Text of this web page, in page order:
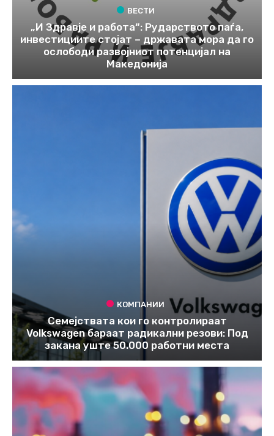
ВЕСТИ
„И Здравје и работа“: Рударството паѓа,
инвестициите стојат – државата мора да го
ослободи развојниот потенцијал на
Македонија
КОМПАНИИ
Семејствата кои го контролираат
Volkswagen бараат радикални резови: Под
закана уште 50.000 работни места